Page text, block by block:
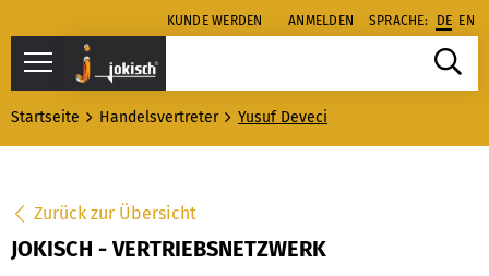
KUNDE WERDEN ANMELDEN SPRACHE: DE EN
Startseite Handelsvertreter Yusuf Deveci
Zurück zur Übersicht
JOKISCH - VERTRIEBSNETZWERK